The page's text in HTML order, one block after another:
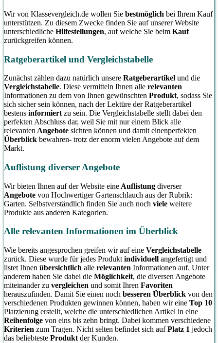
sorgt;
die
Wir von Klassevergleich.de wollen Sie bestmöglich bei Ihrem Kauf
unterstützen. Zu diesem Zwecke finden Sie auf unserer Website
unterschiedliche Hilfestellungen, auf welche Sie beim Kauf
zurückgreifen können.
Ratgeberartikel und Vergleichstabelle
Zunächst zählen dazu natürlich unsere Ratgeberartikel und die
Vergleichstabelle. Diese vermitteln Ihnen alle relevanten
Informationen zu dem von Ihnen gewünschten Produkt, sodass Sie
sich sicher sein können, nach der Lektüre der Ratgeberartikel
bestens informiert zu sein. Die Vergleichstabelle stellt dabei den
perfekten Abschluss dar, weil Sie mit nur einem Blick alle
relevanten Angebote sichten können und damit einenperfekten
Überblick bewahren- trotz der enorm vielen Angebote auf dem
Markt.
Auflistung diverser Angebote
Wir bieten Ihnen auf der Website eine Auflistung diverser
Angebote von Hochwertiger Gartenschlauch aus der Rubrik:
Garten. Selbstverständlich finden Sie auch noch viele weitere
Produkte aus anderen Kategorien.
Alle relevanten Informationen im Überblick
Wie bereits angesprochen greifen wir auf eine Vergleichstabelle
zurück. Diese wurde für jedes Produkt individuell angefertigt und
listet Ihnen übersichtlich alle relevanten Informationen auf. Unter
anderem haben Sie dabei die Möglichkeit, die diversen Angebote
miteinander zu vergleichen und somit Ihren Favoriten
herauszufinden. Damit Sie einen noch besseren Überblick von den
verschiedenen Produkten gewinnen können, haben wir eine Top 10
Platzierung erstellt, welche die unterschiedlichen Artikel in eine
Reihenfolge von eins bis zehn bringt. Dabei kommen verschiedene
Kriterien zum Tragen. Nicht selten befindet sich aufPlatz 1 jedoch
das beliebteste Produkt der Kunden.